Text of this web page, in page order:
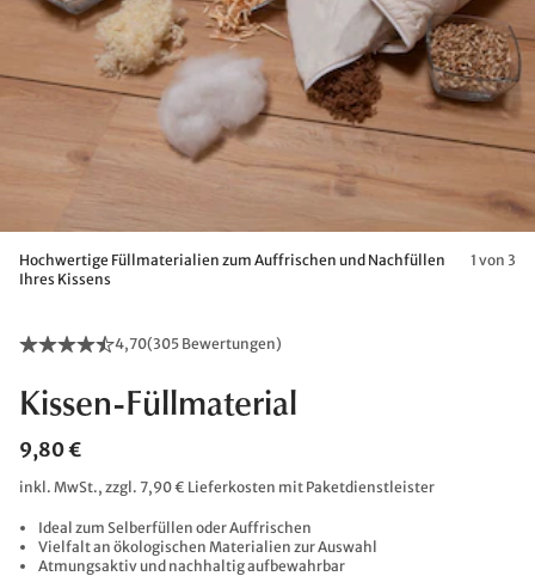
Hochwertige Füllmaterialien zum Auffrischen und Nachfüllen
Ihres Kissens
1 von 3
4,70(305 Bewertungen)
Kissen-Füllmaterial
9,80 €
inkl. MwSt., zzgl. 7,90 € Lieferkosten mit Paketdienstleister
Ideal zum Selberfüllen oder Auffrischen
Vielfalt an ökologischen Materialien zur Auswahl
Atmungsaktiv und nachhaltig aufbewahrbar